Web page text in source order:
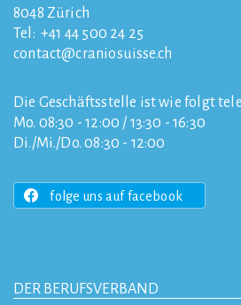
8048 Zürich
Tel: +41 44 500 24 25
contact
craniosuisse.ch
Die Geschäftsstelle ist wie folgt
Mo. 08:30 - 12:00 / 13:30 - 16:30
Di./Mi./Do. 08:30 - 12:00
folge uns auf facebook
DER BERUFSVERBAND